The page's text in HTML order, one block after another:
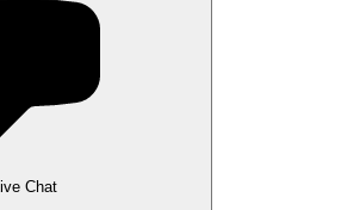
Chat